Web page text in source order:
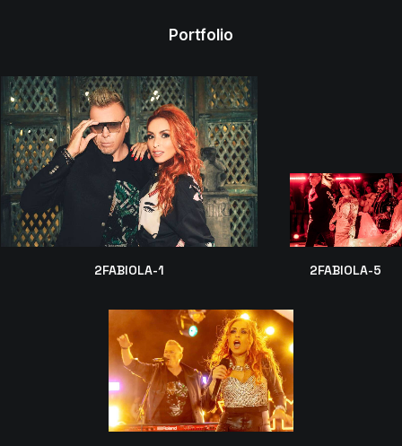
Portfolio
2FABIOLA-1 2FABIOLA-5